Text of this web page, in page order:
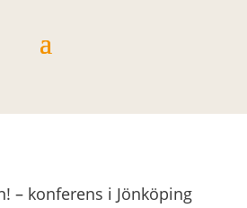
– konferens i Jönköping